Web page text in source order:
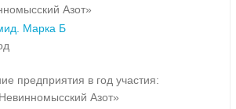
Азот»
Марка Б
предприятия в год участия:
Азот»